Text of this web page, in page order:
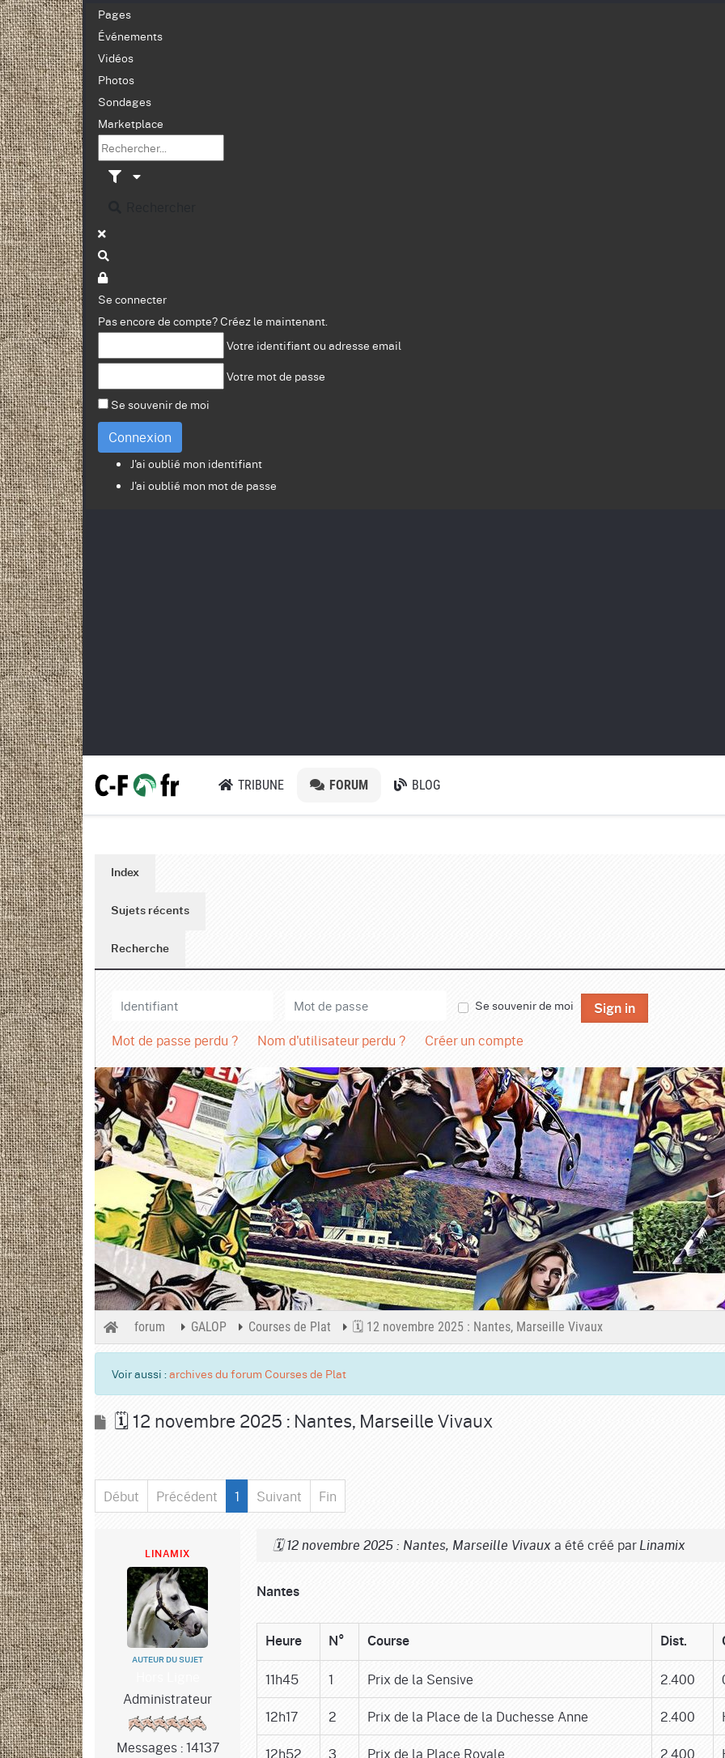
Pages
Événements
Vidéos
Photos
Sondages
Marketplace
Se connecter
Pas encore de compte? Créez le maintenant.
Votre identifiant ou adresse email
Votre mot de passe
Se souvenir de moi
Connexion
J'ai oublié mon identifiant
J'ai oublié mon mot de passe
TRIBUNE FORUM BLOG
Index
Sujets récents
Recherche
Se souvenir de moi Sign in
Mot de passe perdu ? Nom d'utilisateur perdu ? Créer un compte
forum GALOP Courses de Plat 🗓️ 12 novembre 2025 : Nantes, Marseille Vivaux
Voir aussi :archives du forum Courses de Plat
🗓️ 12 novembre 2025 : Nantes, Marseille Vivaux
Début Précédent 1 Suivant Fin
LINAMIX
AUTEUR DU SUJET
Administrateur
Messages : 14137
🗓️ 12 novembre 2025 : Nantes, Marseille Vivaux a été créé par Linamix
Nantes
Heure N° Course Dist.
11h45 1 Prix de la Sensive 2.400
12h17
2 Prix de la Place de la Duchesse Anne 2.400
12h52
3 Prix de la Place Royale 2.400